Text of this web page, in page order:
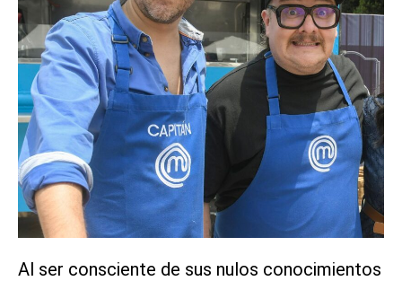
Al ser consciente de sus nulos conocimientos